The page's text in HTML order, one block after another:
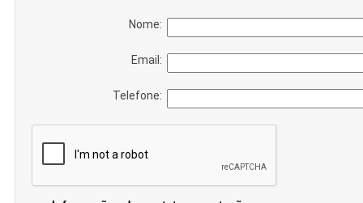
Nome:
Email:
Telefone: